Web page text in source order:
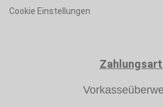
Cookie Einstellungen